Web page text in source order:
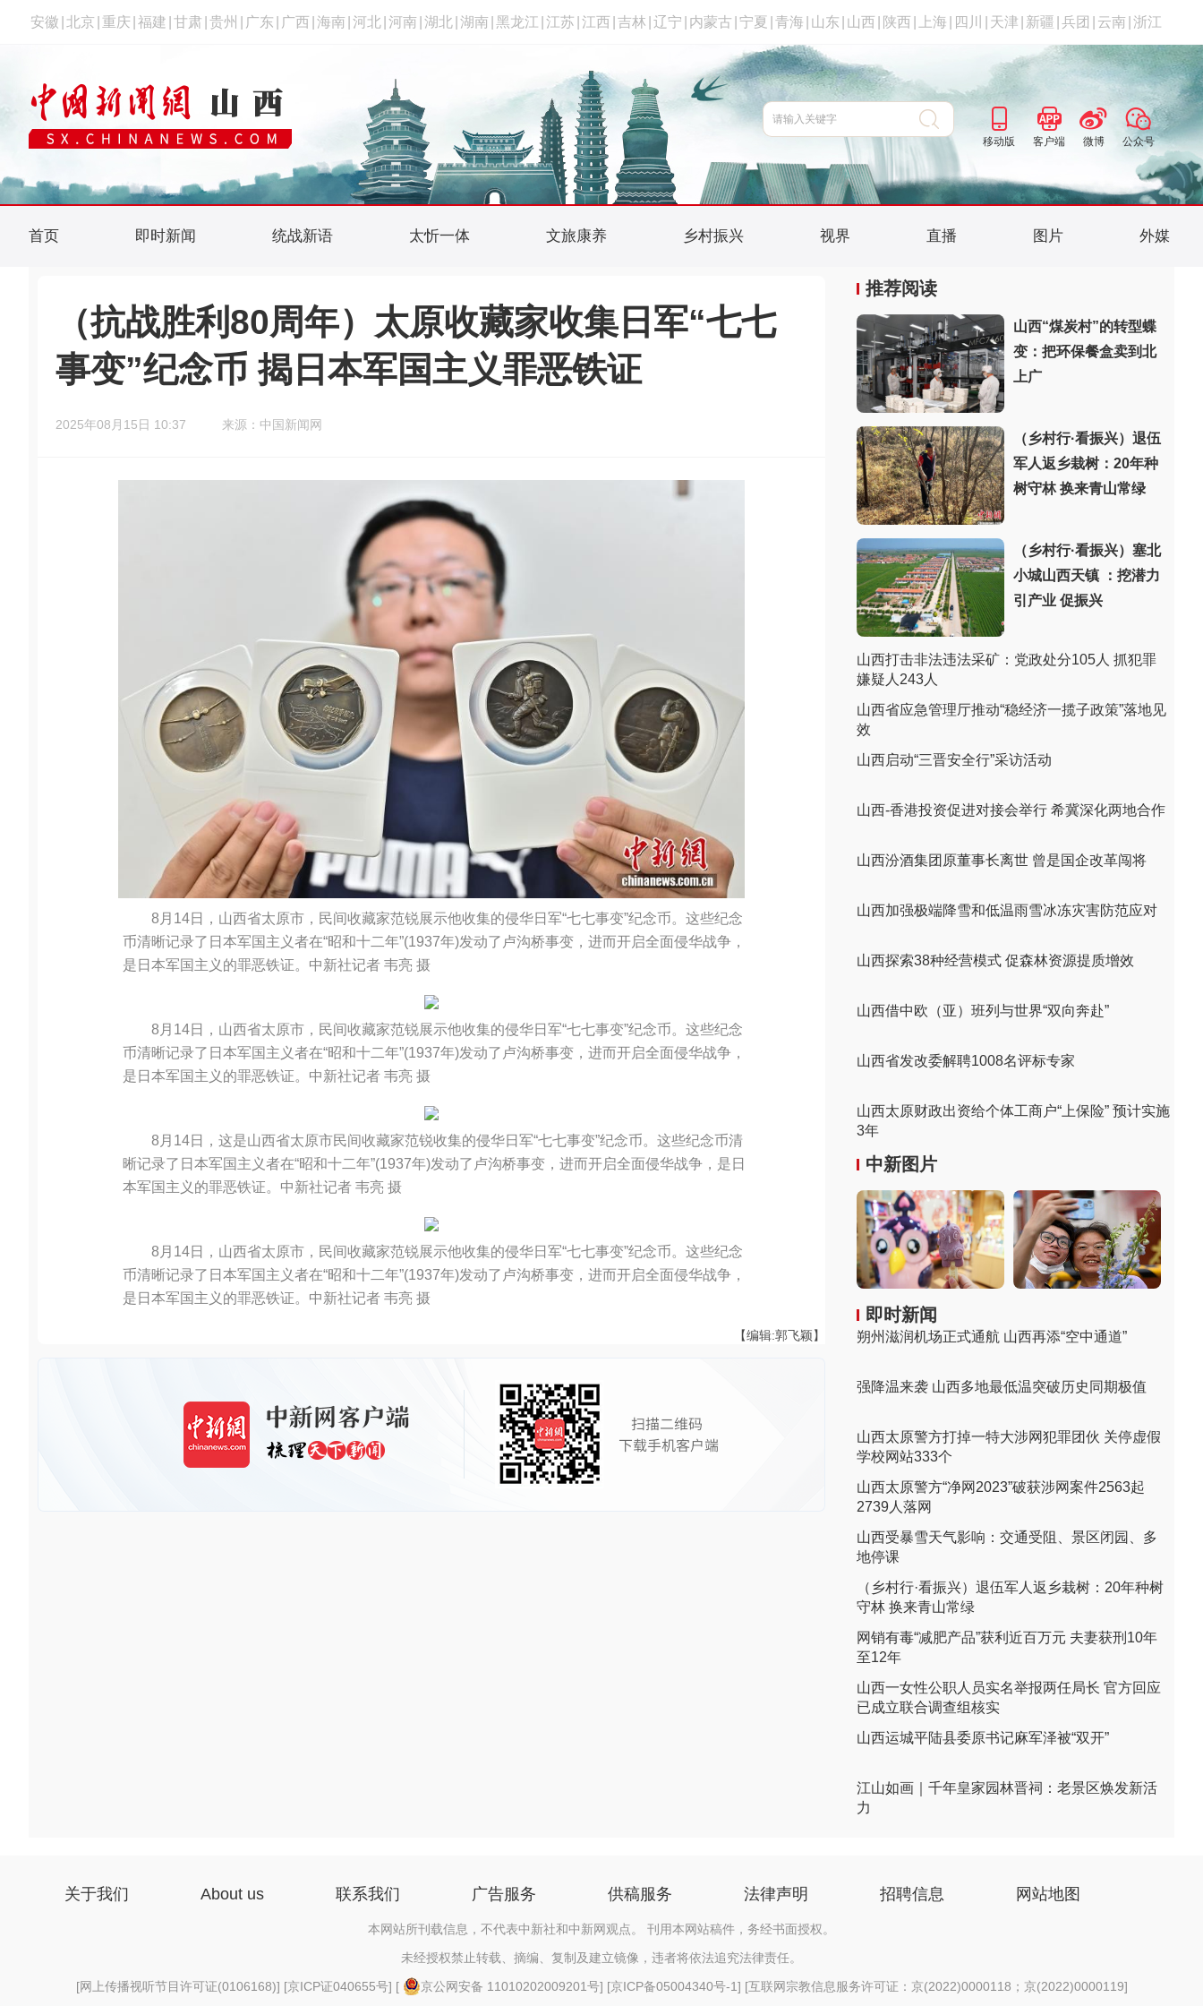
安徽 北京 重庆 福建 甘肃 贵州 广东 广西 海南 河北 河南 湖北 湖南 黑龙江 江苏 江西 吉林 辽宁 内蒙古 宁夏 青海 山东 山西 陕西 上海 四川 天津 新疆 兵团 云南 浙江
移动版 客户端 微博 公众号
首页 即时新闻 统战新语 太忻一体 文旅康养 乡村振兴 视界 直播 图片 外媒
（抗战胜利80周年）太原收藏家收集日军“七七
事变”纪念币 揭日本军国主义罪恶铁证
2025年08月15日 10:37 来源：中国新闻网
8月14日，山西省太原市，民间收藏家范锐展示他收集的侵华日军“七七事变”纪念币。这些纪念
币清晰记录了日本军国主义者在“昭和十二年”(1937年)发动了卢沟桥事变，进而开启全面侵华战争，
是日本军国主义的罪恶铁证。中新社记者 韦亮 摄
8月14日，山西省太原市，民间收藏家范锐展示他收集的侵华日军“七七事变”纪念币。这些纪念
币清晰记录了日本军国主义者在“昭和十二年”(1937年)发动了卢沟桥事变，进而开启全面侵华战争，
是日本军国主义的罪恶铁证。中新社记者 韦亮 摄
8月14日，这是山西省太原市民间收藏家范锐收集的侵华日军“七七事变”纪念币。这些纪念币清
晰记录了日本军国主义者在“昭和十二年”(1937年)发动了卢沟桥事变，进而开启全面侵华战争，是日
本军国主义的罪恶铁证。中新社记者 韦亮 摄
8月14日，山西省太原市，民间收藏家范锐展示他收集的侵华日军“七七事变”纪念币。这些纪念
币清晰记录了日本军国主义者在“昭和十二年”(1937年)发动了卢沟桥事变，进而开启全面侵华战争，
是日本军国主义的罪恶铁证。中新社记者 韦亮 摄
【编辑:郭飞颖】
推荐阅读
山西“煤炭村”的转型蝶
变：把环保餐盒卖到北
上广
（乡村行·看振兴）退伍
军人返乡栽树：20年种
树守林 换来青山常绿
（乡村行·看振兴）塞北
小城山西天镇 ：挖潜力
引产业 促振兴
山西打击非法违法采矿：党政处分105人 抓犯罪
嫌疑人243人
山西省应急管理厅推动“稳经济一揽子政策”落地见
效
山西启动“三晋安全行”采访活动
山西-香港投资促进对接会举行 希冀深化两地合作
山西汾酒集团原董事长离世 曾是国企改革闯将
山西加强极端降雪和低温雨雪冰冻灾害防范应对
山西探索38种经营模式 促森林资源提质增效
山西借中欧（亚）班列与世界“双向奔赴”
山西省发改委解聘1008名评标专家
山西太原财政出资给个体工商户“上保险” 预计实施
3年
中新图片
即时新闻
朔州滋润机场正式通航 山西再添“空中通道”
强降温来袭 山西多地最低温突破历史同期极值
山西太原警方打掉一特大涉网犯罪团伙 关停虚假
学校网站333个
山西太原警方“净网2023”破获涉网案件2563起
2739人落网
山西受暴雪天气影响：交通受阻、景区闭园、多
地停课
（乡村行·看振兴）退伍军人返乡栽树：20年种树
守林 换来青山常绿
网销有毒“减肥产品”获利近百万元 夫妻获刑10年
至12年
山西一女性公职人员实名举报两任局长 官方回应
已成立联合调查组核实
山西运城平陆县委原书记麻军泽被“双开”
江山如画｜千年皇家园林晋祠：老景区焕发新活
力
关于我们 About us 联系我们 广告服务 供稿服务 法律声明 招聘信息 网站地图
本网站所刊载信息，不代表中新社和中新网观点。 刊用本网站稿件，务经书面授权。
未经授权禁止转载、摘编、复制及建立镜像，违者将依法追究法律责任。
[网上传播视听节目许可证(0106168)] [京ICP证040655号] [ 京公网安备 11010202009201号] [京ICP备05004340号-1] [互联网宗教信息服务许可证：京(2022)0000118；京(2022)0000119]